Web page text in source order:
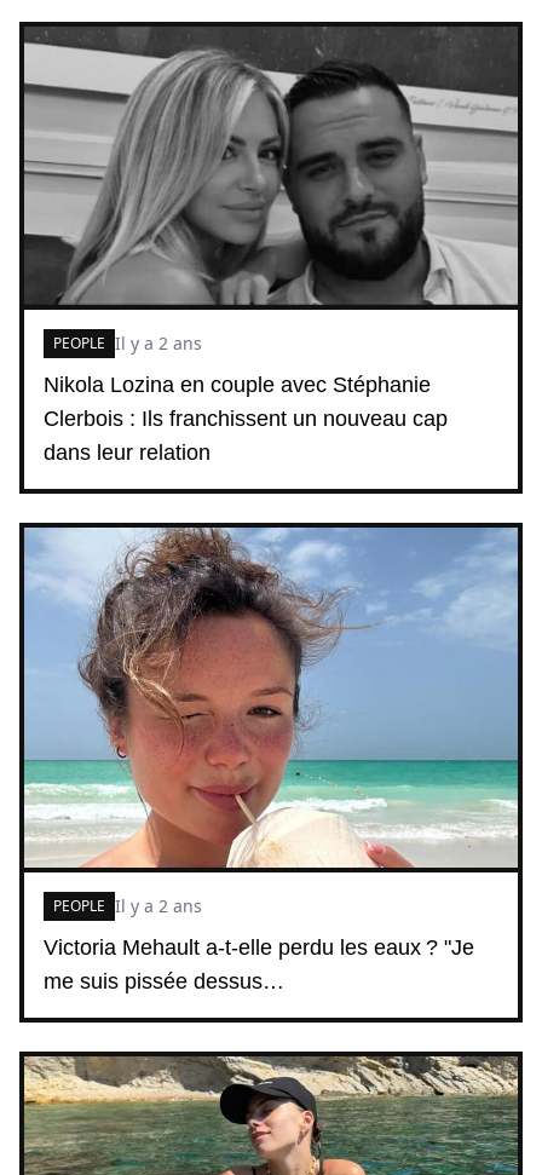
Nikola Lozina en couple avec Stéphanie
Clerbois : Ils franchissent un nouveau cap
dans leur relation
PEOPLE Il y a 2 ans
Victoria Mehault a-t-elle perdu les eaux ? "Je
me suis pissée dessus…
PEOPLE Il y a 2 ans